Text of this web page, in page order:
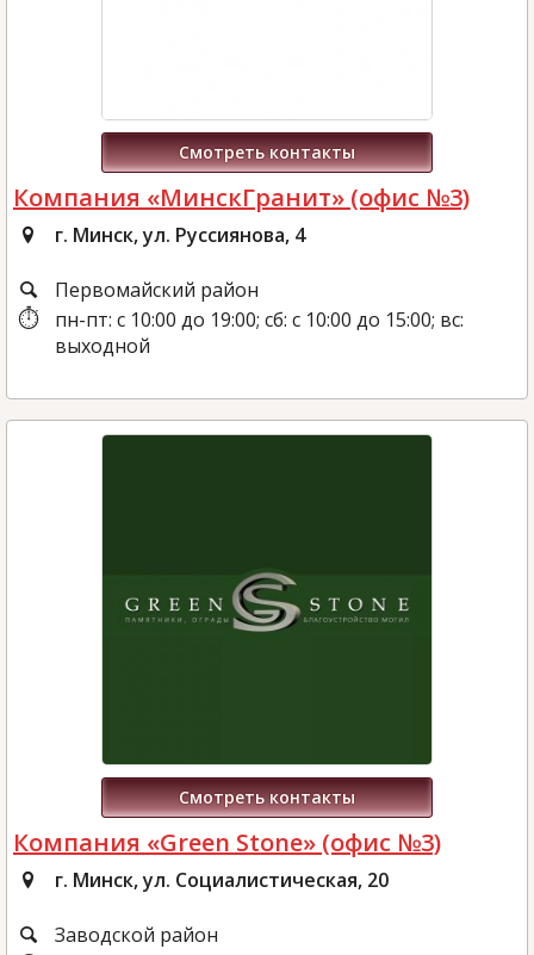
Смотреть контакты
Компания «МинскГранит» (офис №3)
г. Минск, ул. Руссиянова, 4
Первомайский район
пн-пт: с 10:00 до 19:00; сб: с 10:00 до 15:00; вс:
выходной
Смотреть контакты
Компания «Green Stone» (офис №3)
г. Минск, ул. Социалистическая, 20
Заводской район